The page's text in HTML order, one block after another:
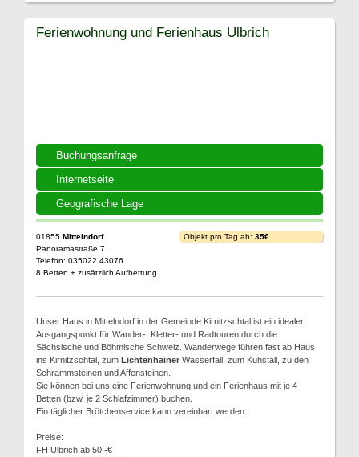
Buchungsanfrage
Internetseite
Geografische Lage
Ferienwohnung und Ferienhaus Ulbrich
01855 Mittelndorf
Panoramastraße 7
Telefon: 035022 43076
8 Betten + zusätzlich Aufbettung
Objekt pro Tag ab: 35€
Unser Haus in Mittelndorf in der Gemeinde Kirnitzschtal ist ein idealer
Ausgangspunkt für Wander-, Kletter- und Radtouren durch die
Sächsische und Böhmische Schweiz. Wanderwege führen fast ab Haus
ins Kirnitzschtal, zum Lichtenhainer Wasserfall, zum Kuhstall, zu den
Schrammsteinen und Affensteinen.
Sie können bei uns eine Ferienwohnung und ein Ferienhaus mit je 4
Betten (bzw. je 2 Schlafzimmer) buchen.
Ein täglicher Brötchenservice kann vereinbart werden.
Preise:
FH Ulbrich ab 50,-€